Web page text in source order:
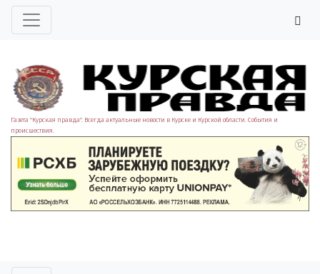
Газета "Курская правда". Всегда актуальные новости в Курске и Курской области. События и
происшествия.